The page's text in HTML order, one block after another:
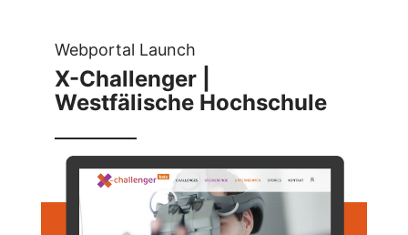
Webportal Launch
X-Challenger |
Westfälische Hochschule